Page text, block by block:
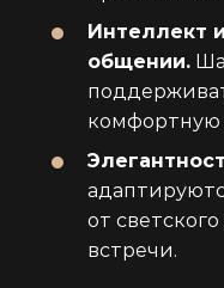
Интеллект
общении.
комфортную
от
встречи.